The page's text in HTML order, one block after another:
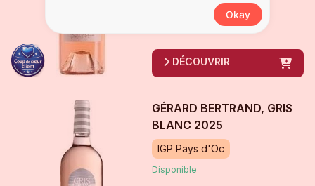
75 cl
DÉCOUVRIR
GÉRARD BERTRAND, GRIS
BLANC 2025
IGP Pays d'Oc
Disponible
Okay